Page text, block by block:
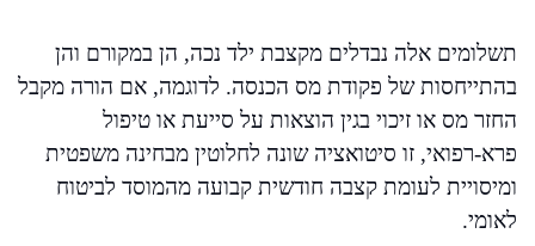
תשלומים אלה נבדלים מקצבת ילד נכה, הן במקורם והן
בהתייחסות של פקודת מס הכנסה. לדוגמה, אם הורה מקבל
החזר מס או זיכוי בגין הוצאות על סייעת או טיפול
פרא-רפואי, זו סיטואציה שונה לחלוטין מבחינה משפטית
ומיסויית לעומת קצבה חודשית קבועה מהמוסד לביטוח
לאומי.